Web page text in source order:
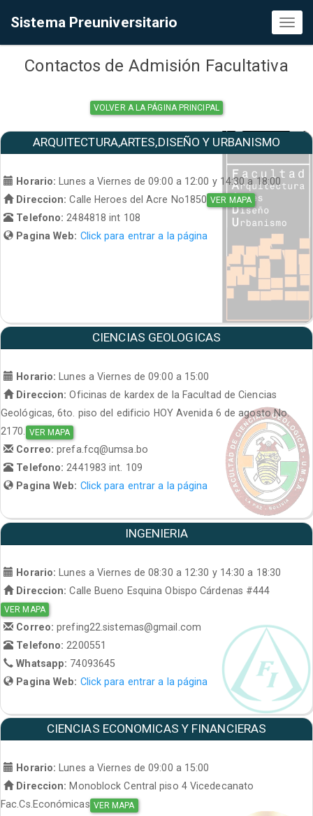
Sistema Preuniversitario
Contactos de Admisión Facultativa
VOLVER A LA PÁGINA PRINCIPAL
ARQUITECTURA,ARTES,DISEÑO Y URBANISMO
Horario:
Lunes a Viernes de 09:00 a 12:00 y 14:30 a 18:00
Direccion: Calle Heroes del Acre No1850 VER MAPA
Telefono: 2484818 int 108
Pagina Web: Click para entrar a la página
CIENCIAS GEOLOGICAS
Horario: Lunes a Viernes de 09:00 a 15:00
Direccion: Oficinas de kardex de la Facultad de Ciencias
Geológicas, 6to. piso del edificio HOY Avenida 6 de agosto No.
2170. VER MAPA
Correo:prefa.fcq@umsa.bo
Telefono:2441983 int. 109
Pagina Web: Click para entrar a la página
INGENIERIA
Horario:
Lunes a Viernes de 08:30 a 12:30 y 14:30 a 18:30
Direccion: Calle Bueno Esquina Obispo Cárdenas #444
VER MAPA
Correo:prefing22.sistemas@gmail.com
Telefono: 2200551
Whatsapp: 74093645
Pagina Web: Click para entrar a la página
CIENCIAS ECONOMICAS Y FINANCIERAS
Horario: Lunes a Viernes de 09:00 a 15:00
Direccion: Monoblock Central piso 4 Vicedecanato
Fac.Cs.Económicas VER MAPA